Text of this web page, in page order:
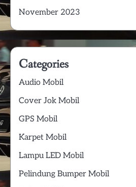
November 2023
Categories
Audio Mobil
Cover Jok Mobil
GPS Mobil
Karpet Mobil
Lampu LED Mobil
Pelindung Bumper Mobil